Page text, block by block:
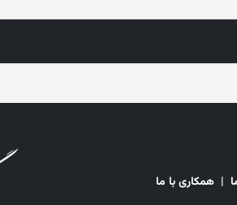
| همکاری با ما